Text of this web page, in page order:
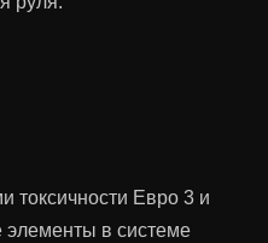
токсичности Евро 3 и
в системе